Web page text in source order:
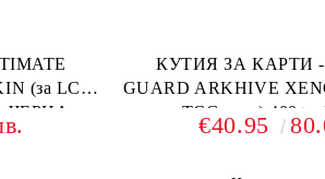
(за LCG,
ЧЕРНА
КУТИЯ ЗА КАРТИ -
GUARD ARKHIVE
TCG и др) 400+
€40.95